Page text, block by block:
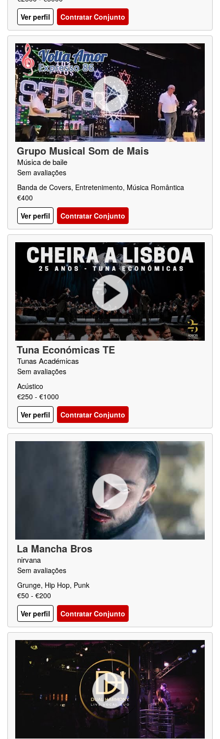
Ver perfil
Contratar Conjunto
Grupo Musical Som de Mais
Música de baile
Sem avaliações
Banda de Covers, Entretenimento, Música Romântica
€400
Ver perfil
Contratar Conjunto
Tuna Económicas TE
Tunas Académicas
Sem avaliações
Acústico
€250 - €1000
Ver perfil
Contratar Conjunto
La Mancha Bros
nirvana
Sem avaliações
Grunge, Hip Hop, Punk
€50 - €200
Ver perfil
Contratar Conjunto